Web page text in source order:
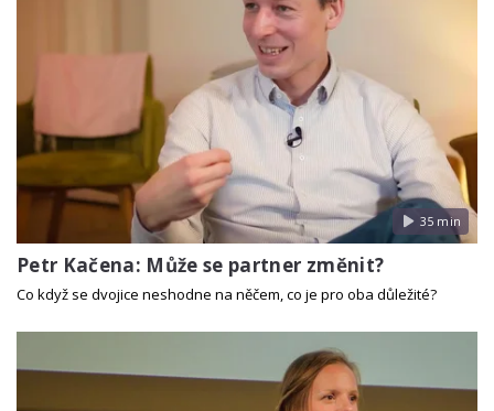
35 min
Petr Kačena: Může se partner změnit?
Co když se dvojice neshodne na něčem, co je pro oba důležité?